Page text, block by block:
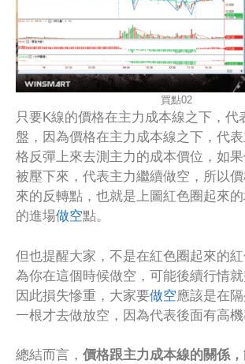
買點02
只要K線的價格在主力成本線之下，代
盤，因為價格在主力成本線之下，代
格反彈上來去測主力的成本價位，如
被壓下來，代表主力繼續做空，所以
來的反轉點，也就是上圖紅色圈起來
的進場做空點。
但也提醒大家，不是在紅色圈起來的
為你在這個時候做空，可能後續行情
因此損失慘重，大家要做空應該是在
一根才去做放空，因為代表後面有高機
總結而言， 價格跟主力成本線的關係